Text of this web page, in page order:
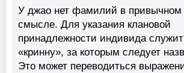
У джао нет фамилий в
смысле. Для указания клановой
принадлежности индивида
«кринну», за которым следует
Это может переводиться